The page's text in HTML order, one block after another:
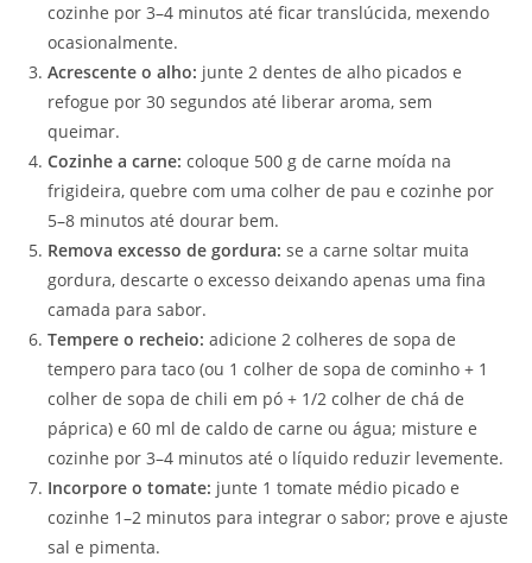
cozinhe por 3–4 minutos até ficar translúcida, mexendo
ocasionalmente.
Acrescente o alho: junte 2 dentes de alho picados e
refogue por 30 segundos até liberar aroma, sem
queimar.
Cozinhe a carne: coloque 500 g de carne moída na
frigideira, quebre com uma colher de pau e cozinhe por
5–8 minutos até dourar bem.
Remova excesso de gordura: se a carne soltar muita
gordura, descarte o excesso deixando apenas uma fina
camada para sabor.
Tempere o recheio: adicione 2 colheres de sopa de
tempero para taco (ou 1 colher de sopa de cominho + 1
colher de sopa de chili em pó + 1/2 colher de chá de
páprica) e 60 ml de caldo de carne ou água; misture e
cozinhe por 3–4 minutos até o líquido reduzir levemente.
Incorpore o tomate: junte 1 tomate médio picado e
cozinhe 1–2 minutos para integrar o sabor; prove e ajuste
sal e pimenta.